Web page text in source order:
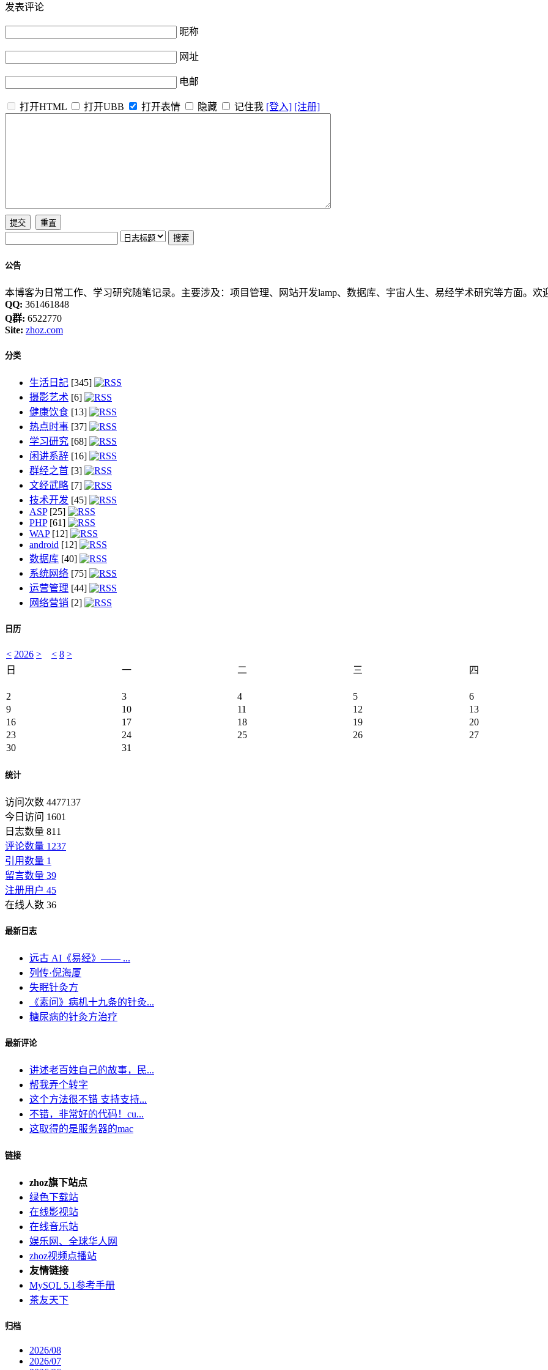
发表评论
昵称
网址
电邮
打开HTML 打开UBB 打开表情 隐藏 记住我 [登入] [注册]
公告
本博客为日常工作、学习研究随笔记录。主要涉及：项目管理、网站开发lamp、数据库、宇宙人生、易经学术研究等方面。欢
QQ: 361461848
Q群: 6522770
Site: zhoz.com
分类
生活日記 [345]
摄影艺术 [6]
健康饮食 [13]
热点时事 [37]
学习研究 [68]
闲讲系辞 [16]
群经之首 [3]
文经武略 [7]
技术开发 [45]
ASP[25]
PHP[61]
WAP[12]
android [12]
数据库 [40]
系统网络 [75]
运营管理 [44]
网络营销 [2]
日历
< 2026 > < 8 >
日
一 二 三 四
2 3 4 5
6
9
10 11 12
13
16
17 18 19
20
23
24 25 26
27
30
31
统计
访问次数 4477137
今日访问 1601
日志数量 811
评论数量 1237
引用数量 1
留言数量 39
注册用户 45
在线人数 36
最新日志
远古 AI《易经》—— ...
列传·倪海厦
失眠针灸方
《素问》病机十九条的针灸...
糖尿病的针灸方治疗
最新评论
讲述老百姓自己的故事，民...
帮我弄个转字
这个方法很不错 支持支持...
不错，非常好的代码！cu...
这取得的是服务器的mac
链接
zhoz旗下站点
绿色下载站
在线影视站
在线音乐站
娱乐网、全球华人网
zhoz视频点播站
友情链接
MySQL 5.1参考手册
茶友天下
归档
2026/08
2026/07